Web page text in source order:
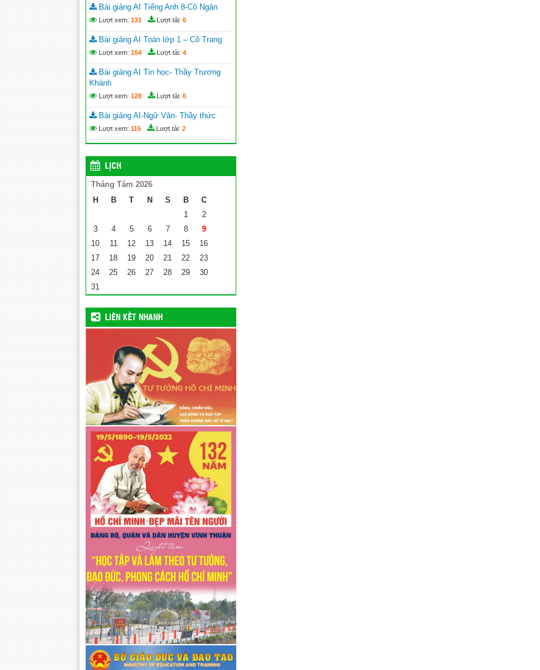
Bài giảng AI Tiếng Anh 8-Cô Ngân
Lượt xem: 131 Lượt tải: 6
Bài giảng AI Toán lớp 1 – Cô Trang
Lượt xem: 154 Lượt tải: 4
Bài giảng AI Tin học- Thầy Trương
Khánh
Lượt xem: 128 Lượt tải: 6
Bài giảng AI-Ngữ Văn- Thầy thức
Lượt xem: 115 Lượt tải: 2
LỊCH
Tháng Tám 2026
H
B T N S B
C
1
2
3
4 5 6 7 8
9
10
11 12 13 14 15
16
17
18 19 20 21 22
23
24
25 26 27 28 29
30
31
LIÊN KẾT NHANH